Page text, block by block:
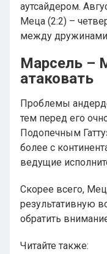
аутсайдером.
Меца (2:2) –
между
Марсель –
атаковать
Проблемы
тем перед его
Подопечным
более с
ведущие
Скорее всего,
результативную
обратить
Читайте также: